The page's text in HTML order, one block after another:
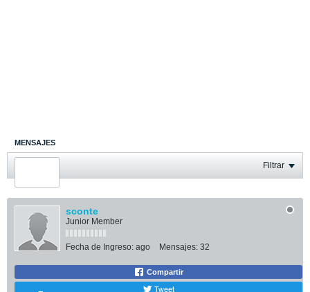
MENSAJES
ÚLTIMA ACTIVIDAD Filtrar
sconte
Junior Member
Fecha de Ingreso: ago Mensajes: 32
Compartir
Tweet